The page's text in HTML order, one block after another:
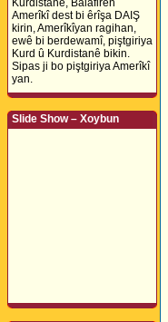
Kurdistanê, Balafirên
Amerîkî dest bi êrîşa DAIŞ
kirin, Amerîkîyan ragihan,
ewê bi berdewamî, piştgiriya
Kurd û Kurdistanê bikin.
Sipas ji bo piştgiriya Amerîkî
yan.
Slide Show – Xoybun